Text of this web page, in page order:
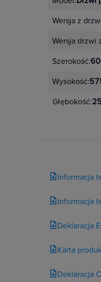
Wersja z
Wersja drzwi
Szerokość:
Wysokość:
Głębokość:
Informacja
Informacja
Deklaracja
Karta
Deklaracja